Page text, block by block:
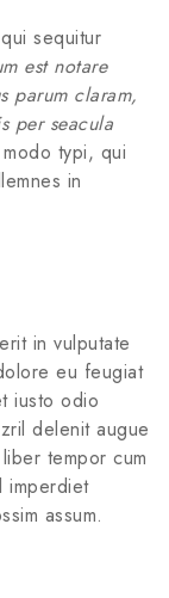
sequitur
est notare
parum claram,
per seacula
typi, qui
in
in vulputate
eu feugiat
iusto odio
delenit augue
tempor cum
imperdiet
assum.